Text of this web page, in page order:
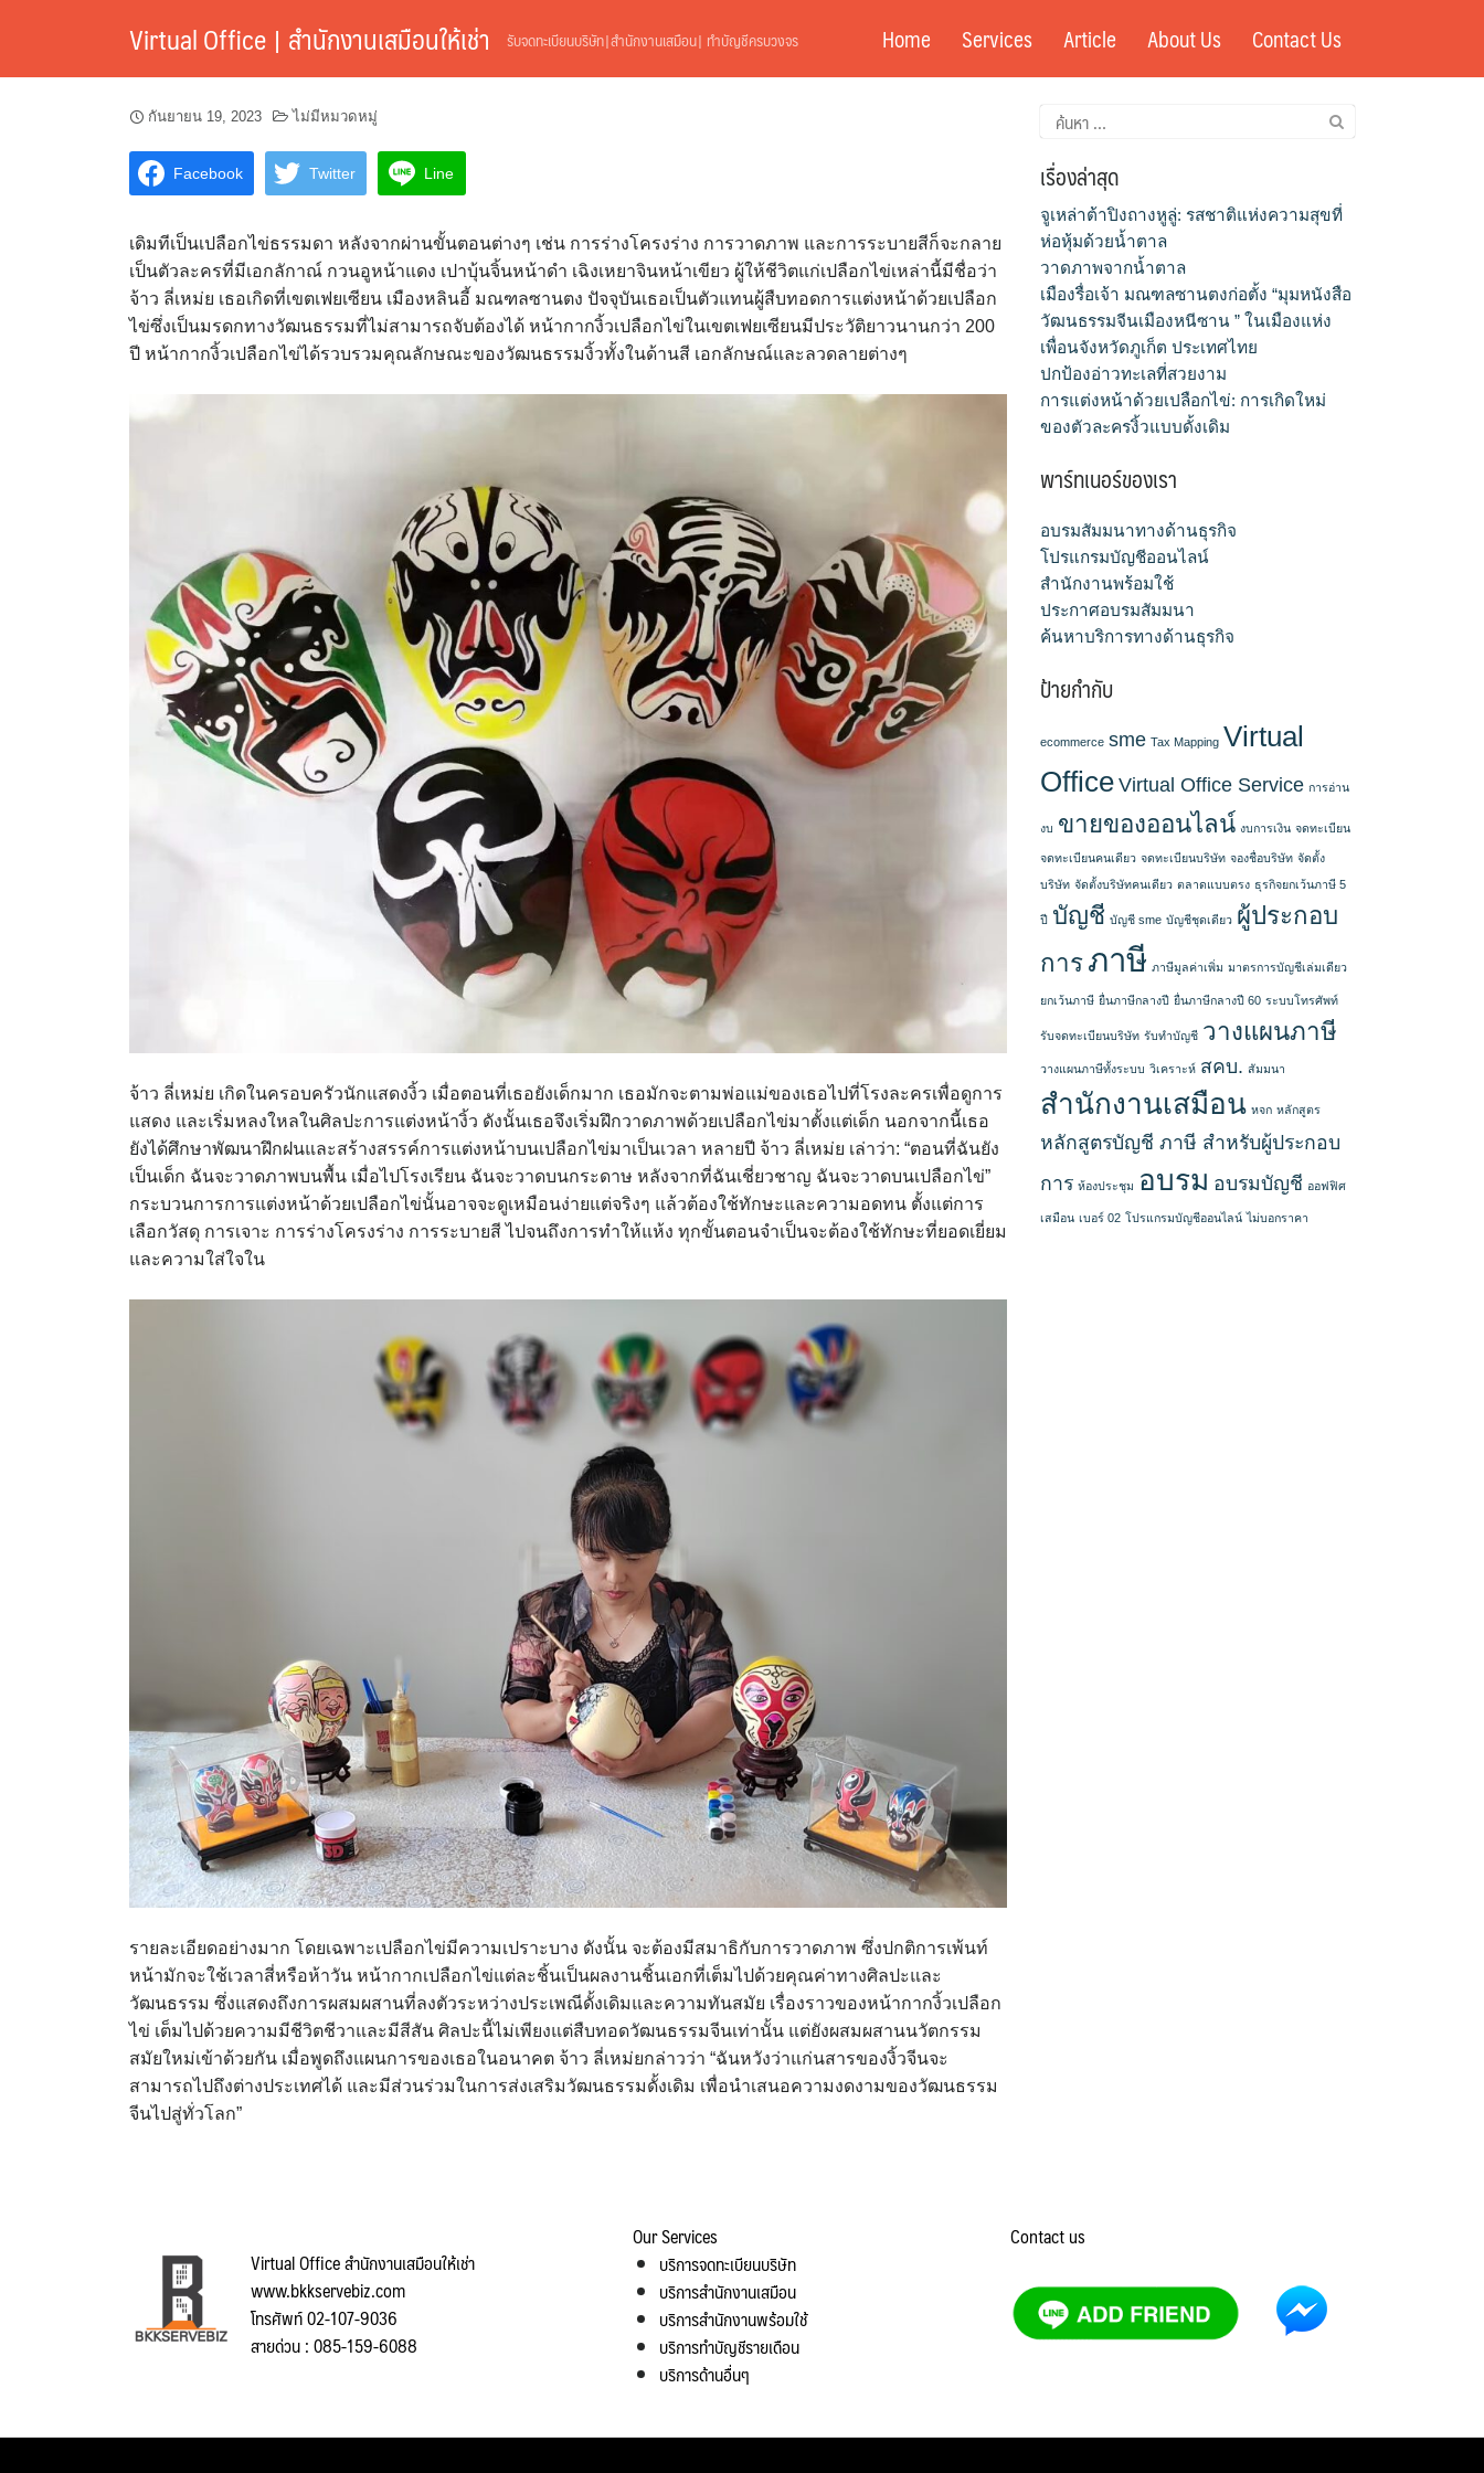
Virtual Office | สำนักงานเสมือนให้เช่า รับจดทะเบียนบริษัท|สำนักงานเสมือน| ทำบัญชีครบวงจร Home Services Article About Us Contact Us
กันยายน 19, 2023 ไม่มีหมวดหมู่
Facebook Twitter Line
เดิมทีเป็นเปลือกไข่ธรรมดา หลังจากผ่านขั้นตอนต่างๆ เช่น การร่างโครงร่าง การวาดภาพ และการระบายสีก็จะกลาย
เป็นตัวละครที่มีเอกลักาณ์ กวนอูหน้าแดง เปาบุ้นจิ้นหน้าดำ เฉิงเหยาจินหน้าเขียว ผู้ให้ชีวิตแก่เปลือกไข่เหล่านี้มีชื่อว่า
จ้าว ลี่เหม่ย เธอเกิดที่เขตเฟยเซียน เมืองหลินอี้ มณฑลซานตง ปัจจุบันเธอเป็นตัวแทนผู้สืบทอดการแต่งหน้าด้วยเปลือก
ไข่ซึ่งเป็นมรดกทางวัฒนธรรมที่ไม่สามารถจับต้องได้ หน้ากากงิ้วเปลือกไข่ในเขตเฟยเซียนมีประวัติยาวนานกว่า 200
ปี หน้ากากงิ้วเปลือกไข่ได้รวบรวมคุณลักษณะของวัฒนธรรมงิ้วทั้งในด้านสี เอกลักษณ์และลวดลายต่างๆ
จ้าว ลี่เหม่ย เกิดในครอบครัวนักแสดงงิ้ว เมื่อตอนที่เธอยังเด็กมาก เธอมักจะตามพ่อแม่ของเธอไปที่โรงละครเพื่อดูการ
แสดง และเริ่มหลงใหลในศิลปะการแต่งหน้างิ้ว ดังนั้นเธอจึงเริ่มฝึกวาดภาพด้วยเปลือกไข่มาตั้งแต่เด็ก นอกจากนี้เธอ
ยังได้ศึกษาพัฒนาฝึกฝนและสร้างสรรค์การแต่งหน้าบนเปลือกไข่มาเป็นเวลา หลายปี จ้าว ลี่เหม่ย เล่าว่า: “ตอนที่ฉันยัง
เป็นเด็ก ฉันจะวาดภาพบนพื้น เมื่อไปโรงเรียน ฉันจะวาดบนกระดาษ หลังจากที่ฉันเชี่ยวชาญ ฉันจะวาดบนเปลือกไข่”
กระบวนการการแต่งหน้าด้วยเปลือกไข่นั้นอาจจะดูเหมือนง่ายแต่จริงๆ แล้วต้องใช้ทักษะและความอดทน ตั้งแต่การ
เลือกวัสดุ การเจาะ การร่างโครงร่าง การระบายสี ไปจนถึงการทำให้แห้ง ทุกขั้นตอนจำเป็นจะต้องใช้ทักษะที่ยอดเยี่ยม
และความใส่ใจใน
รายละเอียดอย่างมาก โดยเฉพาะเปลือกไข่มีความเปราะบาง ดังนั้น จะต้องมีสมาธิกับการวาดภาพ ซึ่งปกติการเพ้นท์
หน้ามักจะใช้เวลาสี่หรือห้าวัน หน้ากากเปลือกไข่แต่ละชิ้นเป็นผลงานชิ้นเอกที่เต็มไปด้วยคุณค่าทางศิลปะและ
วัฒนธรรม ซึ่งแสดงถึงการผสมผสานที่ลงตัวระหว่างประเพณีดั้งเดิมและความทันสมัย เรื่องราวของหน้ากากงิ้วเปลือก
ไข่ เต็มไปด้วยความมีชีวิตชีวาและมีสีสัน ศิลปะนี้ไม่เพียงแต่สืบทอดวัฒนธรรมจีนเท่านั้น แต่ยังผสมผสานนวัตกรรม
สมัยใหม่เข้าด้วยกัน เมื่อพูดถึงแผนการของเธอในอนาคต จ้าว ลี่เหม่ยกล่าวว่า “ฉันหวังว่าแก่นสารของงิ้วจีนจะ
สามารถไปถึงต่างประเทศได้ และมีส่วนร่วมในการส่งเสริมวัฒนธรรมดั้งเดิม เพื่อนำเสนอความงดงามของวัฒนธรรม
จีนไปสู่ทั่วโลก”
ค้นหา
สำหรับ:
เรื่องล่าสุด
จูเหล่าต้าปิงถางหูลู่: รสชาติแห่งความสุขที่
ห่อหุ้มด้วยน้ำตาล
วาดภาพจากน้ำตาล
เมืองรื่อเจ้า มณฑลซานตงก่อตั้ง “มุมหนังสือ
วัฒนธรรมจีนเมืองหนีซาน ” ในเมืองแห่ง
เพื่อนจังหวัดภูเก็ต ประเทศไทย
ปกป้องอ่าวทะเลที่สวยงาม
การแต่งหน้าด้วยเปลือกไข่: การเกิดใหม่
ของตัวละครงิ้วแบบดั้งเดิม
พาร์ทเนอร์ของเรา
อบรมสัมมนาทางด้านธุรกิจ
โปรแกรมบัญชีออนไลน์
สำนักงานพร้อมใช้
ประกาศอบรมสัมมนา
ค้นหาบริการทางด้านธุรกิจ
ป้ายกำกับ
ecommerce sme Tax Mapping Virtual
Office Virtual Office Service การอ่าน
งบ ขายของออนไลน์ งบการเงิน จดทะเบียน
จดทะเบียนคนเดียว จดทะเบียนบริษัท จองชื่อบริษัท จัดตั้ง
บริษัท จัดตั้งบริษัทคนเดียว ตลาดแบบตรง ธุรกิจยกเว้นภาษี 5
ปี บัญชี บัญชี sme บัญชีชุดเดียว ผู้ประกอบ
การ ภาษี ภาษีมูลค่าเพิ่ม มาตรการบัญชีเล่มเดียว
ยกเว้นภาษี ยื่นภาษีกลางปี ยื่นภาษีกลางปี 60 ระบบโทรศัพท์
รับจดทะเบียนบริษัท รับทำบัญชี วางแผนภาษี
วางแผนภาษีทั้งระบบ วิเคราะห์ สคบ. สัมมนา
สำนักงานเสมือน หจก หลักสูตร
หลักสูตรบัญชี ภาษี สำหรับผู้ประกอบ
การ ห้องประชุม อบรม อบรมบัญชี ออฟฟิศ
เสมือน เบอร์ 02 โปรแกรมบัญชีออนไลน์ ไม่บอกราคา
Virtual Office สำนักงานเสมือนให้เช่า
www.bkkservebiz.com
โทรศัพท์ 02-107-9036
สายด่วน : 085-159-6088
Our Services
บริการจดทะเบียนบริษัท
บริการสำนักงานเสมือน
บริการสำนักงานพร้อมใช้
บริการทำบัญชีรายเดือน
บริการด้านอื่นๆ
Contact us